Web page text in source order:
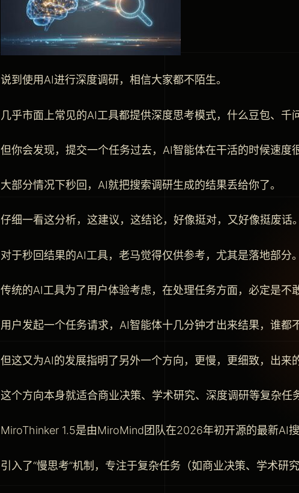
说到使用AI进行深度调研，相信大家都不陌生。
几乎市面上常见的AI工具都提供深度思考模式，什么豆包、千
但你会发现，提交一个任务过去，AI智能体在干活的时候速度
大部分情况下秒回，AI就把搜索调研生成的结果丢给你了。
仔细一看这分析，这建议，这结论，好像挺对，又好像挺废话
对于秒回结果的AI工具，老马觉得仅供参考，尤其是落地部分
传统的AI工具为了用户体验考虑，在处理任务方面，必定是不
用户发起一个任务请求，AI智能体十几分钟才出来结果，谁都
但这又为AI的发展指明了另外一个方向，更慢，更细致，出来
这个方向本身就适合商业决策、学术研究、深度调研等复杂任
MiroThinker 1.5是由MiroMind团队在2026年初开源的最新AI
引入了“慢思考”机制，专注于复杂任务（如商业决策、学术研